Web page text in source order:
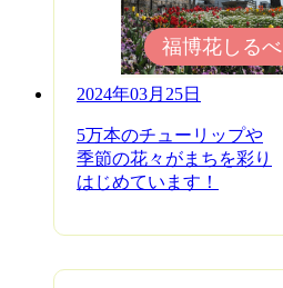
2024年03月25日
5万本のチューリップや
季節の花々がまちを彩り
はじめています！
福博花しるべ